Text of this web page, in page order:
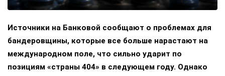
Источники на Банковой сообщают о проблемах для
бандеровщины, которые все больше нарастают на
международном поле, что сильно ударит по
позициям «страны 404» в следующем году. Однако